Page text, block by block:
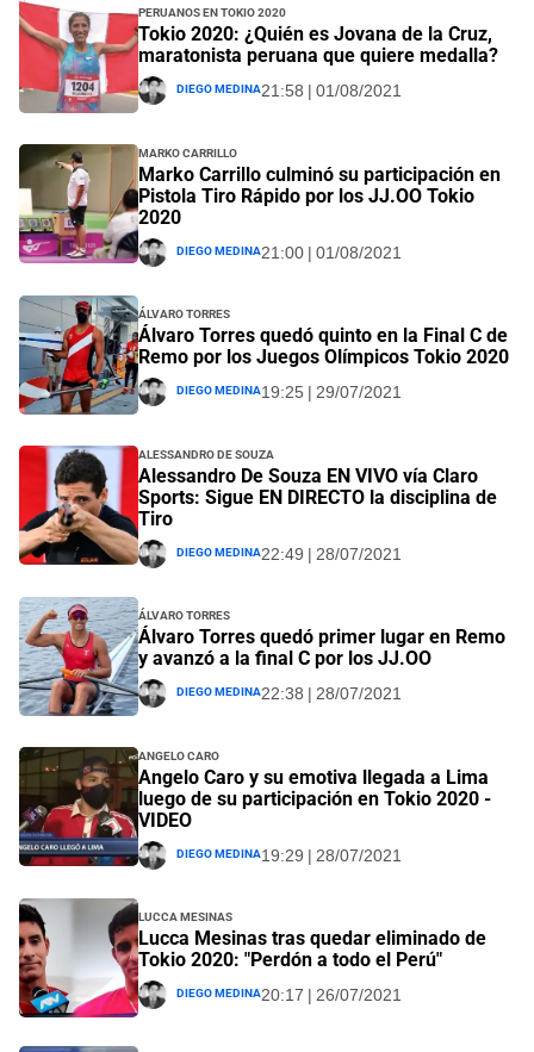
Peruanos en Tokio 2020
Tokio 2020: ¿Quién es Jovana de la Cruz,
maratonista peruana que quiere medalla?
Diego Medina21:58 | 01/08/2021
Marko Carrillo
Marko Carrillo culminó su participación en
Pistola Tiro Rápido por los JJ.OO Tokio
2020
Diego Medina21:00 | 01/08/2021
Álvaro Torres
Álvaro Torres quedó quinto en la Final C de
Remo por los Juegos Olímpicos Tokio 2020
Diego Medina19:25 | 29/07/2021
Alessandro de Souza
Alessandro De Souza EN VIVO vía Claro
Sports: Sigue EN DIRECTO la disciplina de
Tiro
Diego Medina22:49 | 28/07/2021
Álvaro Torres
Álvaro Torres quedó primer lugar en Remo
y avanzó a la final C por los JJ.OO
Diego Medina22:38 | 28/07/2021
Angelo Caro
Angelo Caro y su emotiva llegada a Lima
luego de su participación en Tokio 2020 -
VIDEO
Diego Medina19:29 | 28/07/2021
Lucca Mesinas
Lucca Mesinas tras quedar eliminado de
Tokio 2020: "Perdón a todo el Perú"
Diego Medina20:17 | 26/07/2021